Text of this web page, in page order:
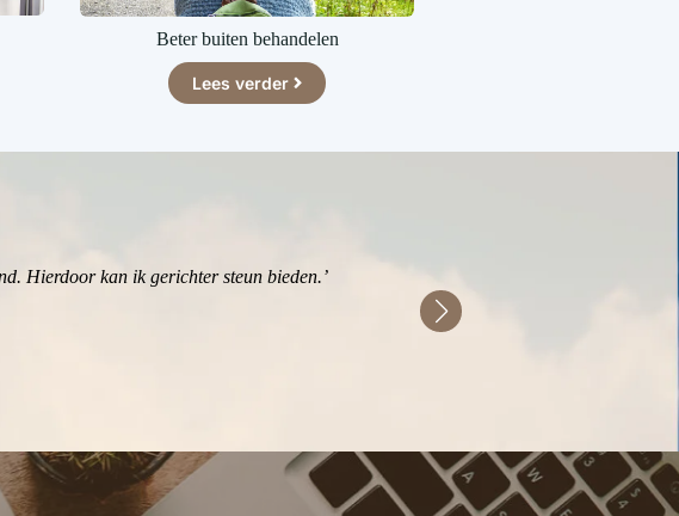
Beter buiten behandelen
Lees verder
Hierdoor kan ik gerichter steun bieden.’